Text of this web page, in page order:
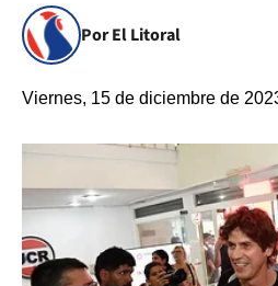
Por El Litoral
Viernes, 15 de diciembre de